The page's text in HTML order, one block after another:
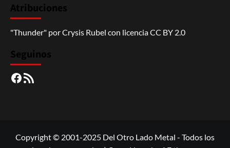
Atribuciones
"Thunder" porCrysis Rubel con licenciaCC BY 2.0
Seguinos
Facebook
RSS
Copyright © 2001-2025 Del Otro Lado Metal - Todos los